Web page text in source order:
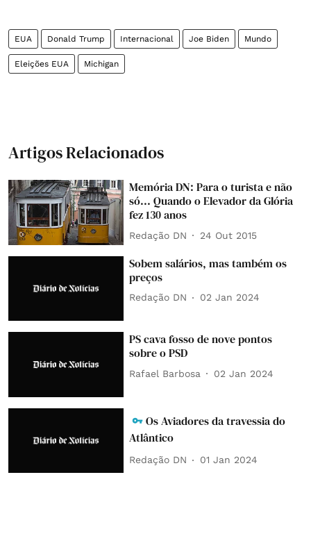
EUA Donald Trump Internacional Joe Biden Mundo
Eleições EUA Michigan
Artigos Relacionados
Memória DN: Para o turista e não
só... Quando o Elevador da Glória
fez 130 anos
Redação DN 24 Out 2015
Sobem salários, mas também os
preços
Redação DN 02 Jan 2024
PS cava fosso de nove pontos
sobre o PSD
Rafael Barbosa 02 Jan 2024
Os Aviadores da travessia do
Atlântico
Redação DN 01 Jan 2024